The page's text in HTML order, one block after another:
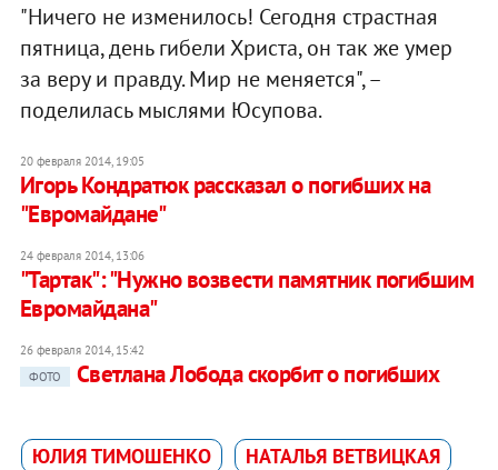
"Ничего не изменилось! Сегодня страстная
пятница, день гибели Христа, он так же умер
за веру и правду. Мир не меняется", –
поделилась мыслями Юсупова.
20 февраля 2014, 19:05
Игорь Кондратюк рассказал о погибших на
"Евромайдане"
24 февраля 2014, 13:06
"Тартак": "Нужно возвести памятник погибшим
Евромайдана"
26 февраля 2014, 15:42
ФОТО
Светлана Лобода скорбит о погибших
ЮЛИЯ ТИМОШЕНКО
НАТАЛЬЯ ВЕТВИЦКАЯ